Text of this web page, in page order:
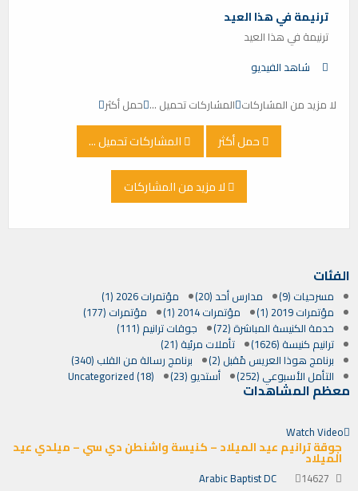
ترنيمة في هذا العيد
ترنيمة في هذا العيد
شاهد الفيديو
لا مزيد من المشاركات المشاركات تحميل ... حمل أكثر
حمل أكثر المشاركات تحميل ...
لا مزيد من المشاركات
الفئات
مسرحيات (9) مدارس أحد (20)
مؤتمرات 2026 (1)
مؤتمرات 2019 (1)
مؤتمرات 2014 (1)
مؤتمرات (177)
خدمة الكنيسة المباشرة (72)
جوقات ترانيم (111)
ترانيم كنيسة (1626)
تأملات مرئية (21)
برنامج هوذا العريس مًقبل (2)
برنامج رسالة من القلب (340)
التأمل الأسبوعي (252)
أستديو (23) Uncategorized (18)
معظم المشاهدات
Watch Video
جوقة ترانيم عيد الميلاد – كنيسة واشنطن دي سي – ميلدي عيد
الميلاد
Arabic Baptist DC 14627